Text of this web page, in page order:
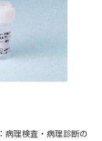
：病理検査・病理診断の